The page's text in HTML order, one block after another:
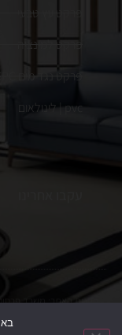
פרקט עץ טבעי
פרקט למינציה
פרקט נגד מים SPC
pvc | לינולאום
הקמת האתר:משרד